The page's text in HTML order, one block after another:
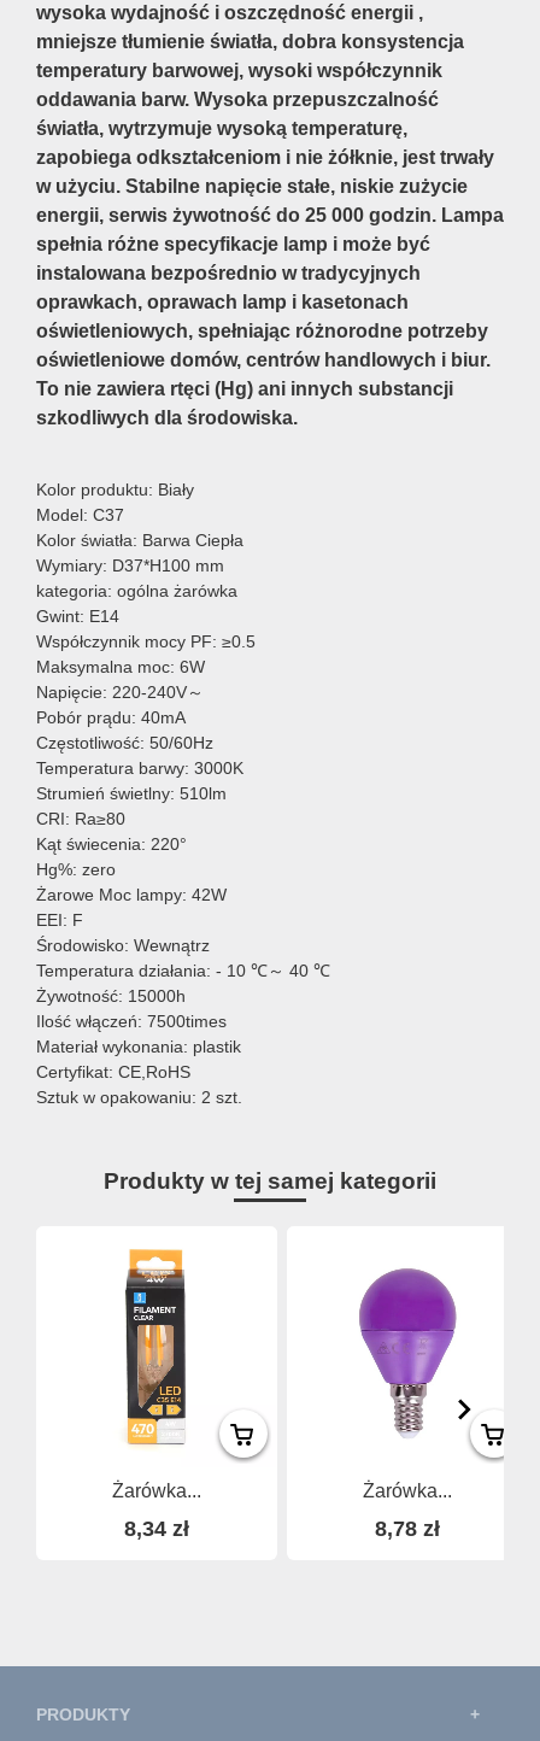
wysoka wydajność i oszczędność energii ,
mniejsze tłumienie światła, dobra konsystencja
temperatury barwowej, wysoki współczynnik
oddawania barw. Wysoka przepuszczalność
światła, wytrzymuje wysoką temperaturę,
zapobiega odkształceniom i nie żółknie, jest trwały
w użyciu. Stabilne napięcie stałe, niskie zużycie
energii, serwis żywotność do 25 000 godzin. Lampa
spełnia różne specyfikacje lamp i może być
instalowana bezpośrednio w tradycyjnych
oprawkach, oprawach lamp i kasetonach
oświetleniowych, spełniając różnorodne potrzeby
oświetleniowe domów, centrów handlowych i biur.
To nie zawiera rtęci (Hg) ani innych substancji
szkodliwych dla środowiska.
Kolor produktu: Biały
Model: C37
Kolor światła: Barwa Ciepła
Wymiary: D37*H100 mm
kategoria: ogólna żarówka
Gwint: E14
Współczynnik mocy PF: ≥0.5
Maksymalna moc: 6W
Napięcie: 220-240V～
Pobór prądu: 40mA
Częstotliwość: 50/60Hz
Temperatura barwy: 3000K
Strumień świetlny: 510lm
CRI: Ra≥80
Kąt świecenia: 220°
Hg%: zero
Żarowe Moc lampy: 42W
EEI: F
Środowisko: Wewnątrz
Temperatura działania: - 10 ℃～ 40 ℃
Żywotność: 15000h
Ilość włączeń: 7500times
Materiał wykonania: plastik
Certyfikat: CE,RoHS
Sztuk w opakowaniu: 2 szt.
Produkty w tej samej kategorii
Żarówka...
8,34 zł
Żarówka...
8,78 zł
PRODUKTY